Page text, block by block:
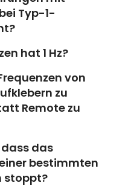
Typ-1-
hat 1 Hz?
von
zu
Remote zu
das
bestimmten
stoppt?